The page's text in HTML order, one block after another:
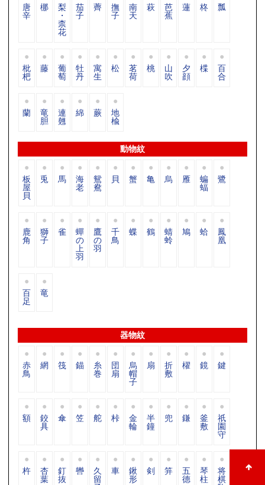
唐
辛
梛 梨
・
柰
花
茄
子
薺 撫
子
南
天
萩 芭
蕉
蓮 柊 瓢
枇
杷
藤 葡
萄
牡
丹
寓
生
松 茗
荷
桃 山
吹
夕
顔
楪 百
合
蘭 竜
胆
連
翹
綿 蕨 地
楡
動物紋
板
屋
貝
兎 馬 海
老
鴛
鴦
貝 蟹 亀 烏 雁 蝙
蝠
鷺
鹿
角
獅
子
雀 蟬
の
上
羽
鷹
の
羽
千
鳥
蝶 鶴 蜻
蛉
鳩 蛤 鳳
凰
百
足
竜
器物紋
赤
鳥
網 筏 錨 糸
巻
団
扇
烏
帽
子
扇 折
敷
櫂 鏡 鍵
額 鉸
具
傘 笠 舵 桛 金
輪
半
鐘
兜 鎌 釜
敷
祇
園
守
杵 杏
葉
釘
抜
轡 久
留
車 鍬
形
剣 笄 五
德
琴
柱
将
棋